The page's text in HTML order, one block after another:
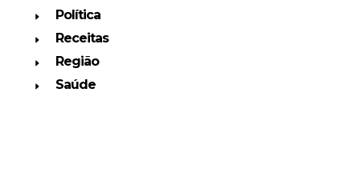
Política
Receitas
Região
Saúde